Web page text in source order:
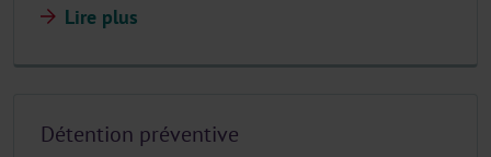
Lire plus
Détention préventive